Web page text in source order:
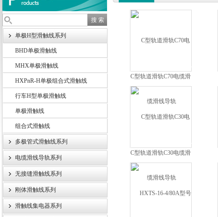
扬州市天翔电气有限公司
单极H型滑触线系列
BHD单极滑触线
MHX单极滑触线
HXPnR-H单极组合式滑触线
行车H型单极滑触线
单极滑触线
组合式滑触线
多极管式滑触线系列
电缆滑线导轨系列
无接缝滑触线系列
刚体滑触线系列
滑触线集电器系列
C型轨道滑轨C70电缆滑
线导轨
C型轨道滑轨C30电缆滑
线导轨